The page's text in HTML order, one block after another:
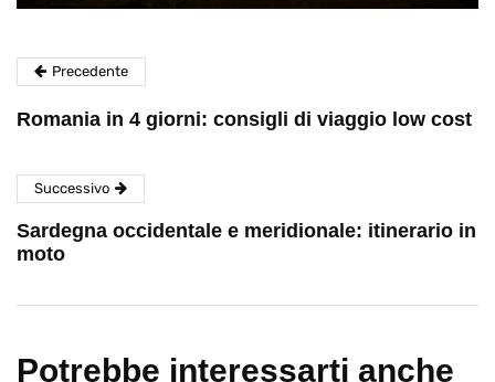
Precedente
Romania in 4 giorni: consigli di viaggio low cost
Successivo
Sardegna occidentale e meridionale: itinerario in
moto
Potrebbe interessarti anche